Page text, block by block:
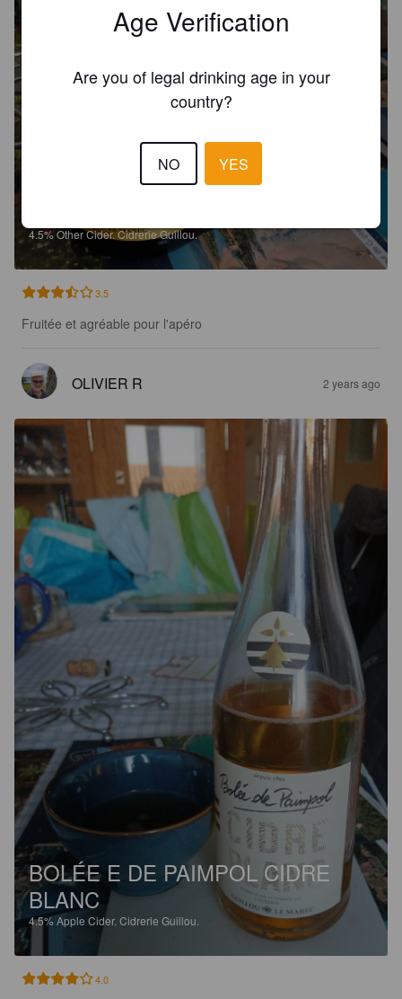
4.5%Other Cider.Cidrerie Guillou.
3.5
Fruitée et agréable pour l'apéro
OLIVIER R 2 years ago
BOLÉE E DE PAIMPOL CIDRE
BLANC
4.5%Apple Cider. Cidrerie Guillou.
4.0
Age Verification
Are you of legal drinking age in your
country?
NO YES